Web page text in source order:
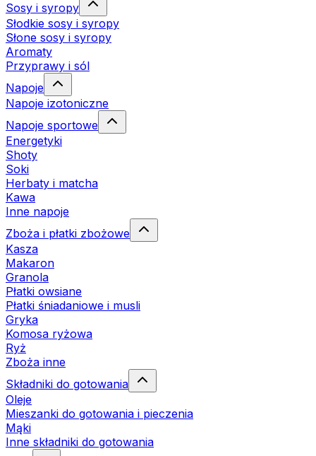
Sosy i syropy
Słodkie sosy i syropy
Słone sosy i syropy
Aromaty
Przyprawy i sól
Napoje
Napoje izotoniczne
Napoje sportowe
Energetyki
Shoty
Soki
Herbaty i matcha
Kawa
Inne napoje
Zboża i płatki zbożowe
Kasza
Makaron
Granola
Płatki owsiane
Płatki śniadaniowe i musli
Gryka
Komosa ryżowa
Ryż
Zboża inne
Składniki do gotowania
Oleje
Mieszanki do gotowania i pieczenia
Mąki
Inne składniki do gotowania